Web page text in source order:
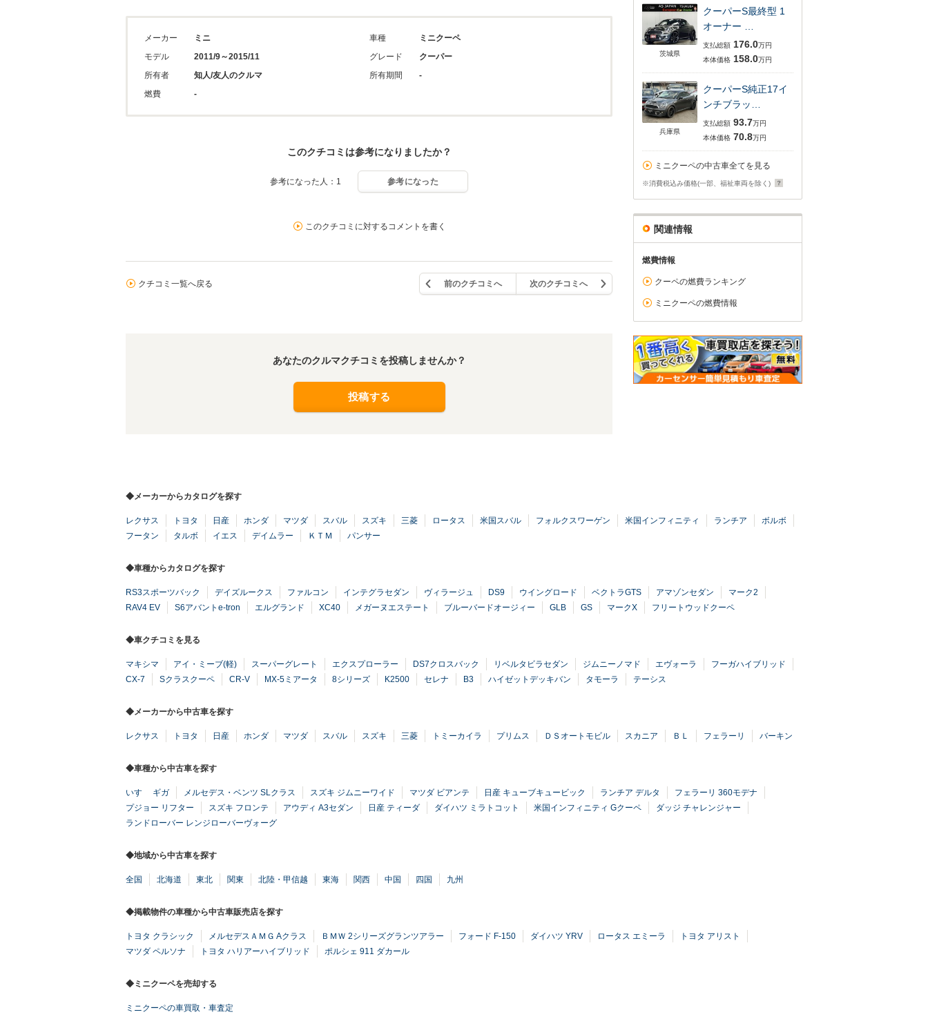
メーカー
ミニ
モデル
2011/9～2015/11
所有者
知人/友人のクルマ
燃費
-
車種
ミニクーペ
グレード
クーパー
所有期間
-
このクチコミは参考になりましたか？
参考になった人：1 参考になった
このクチコミに対するコメントを書く
クチコミ一覧へ戻る 前のクチコミへ 次のクチコミへ
あなたのクルマクチコミを投稿しませんか？
投稿する
茨城県
クーパーS最終型 1
オーナー …
支払総額 176.0万円
本体価格 158.0万円
兵庫県
クーパーS純正17イ
ンチブラッ…
支払総額 93.7万円
本体価格 70.8万円
ミニクーペの中古車全てを見る
※消費税込み価格(一部、福祉車両を除く)
関連情報
燃費情報
クーペの燃費ランキング
ミニクーペの燃費情報
◆メーカーからカタログを探す
レクサス トヨタ 日産 ホンダ マツダ スバル スズキ 三菱 ロータス 米国スバル フォルクスワーゲン 米国インフィニティ ランチア
ボルボ
フータン
タルボ イエス デイムラー ＫＴＭ パンサー
◆車種からカタログを探す
RS3スポーツバック デイズルークス ファルコン インテグラセダン ヴィラージュ DS9 ウイングロード ベクトラGTS アマゾンセダン
マーク2
RAV4 EV
S6アバントe-tron エルグランド XC40 メガーヌエステート ブルーバードオージィー GLB GS マークX フリートウッドクーペ
◆車クチコミを見る
マキシマ アイ・ミーブ(軽) スーパーグレート エクスプローラー DS7クロスバック リベルタビラセダン ジムニーノマド エヴォーラ
フーガハイブリッド
CX-7
Sクラスクーペ CR-V MX-5ミアータ 8シリーズ K2500 セレナ B3 ハイゼットデッキバン タモーラ テーシス
◆メーカーから中古車を探す
レクサス トヨタ 日産 ホンダ マツダ スバル スズキ 三菱 トミーカイラ プリムス ＤＳオートモビル スカニア ＢＬ フェラーリ バーキン
◆車種から中古車を探す
いすゞ ギガ メルセデス・ベンツ SLクラス スズキ ジムニーワイド マツダ ビアンテ 日産 キューブキュービック ランチア デルタ
フェラーリ 360モデナ
プジョー リフター
スズキ フロンテ アウディ A3セダン 日産 ティーダ ダイハツ ミラトコット 米国インフィニティ Gクーペ
ダッジ チャレンジャー
ランドローバー レンジローバーヴォーグ
◆地域から中古車を探す
全国 北海道 東北 関東 北陸・甲信越 東海 関西 中国 四国 九州
◆掲載物件の車種から中古車販売店を探す
トヨタ クラシック メルセデスＡＭＧ Aクラス ＢＭＷ 2シリーズグランツアラー フォード F-150 ダイハツ YRV ロータス エミーラ
トヨタ アリスト
マツダ ペルソナ
トヨタ ハリアーハイブリッド ポルシェ 911 ダカール
◆ミニクーペを売却する
ミニクーペの車買取・車査定